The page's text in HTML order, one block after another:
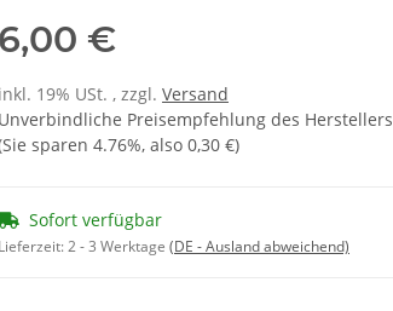
6,00 €
inkl. 19% USt. , zzgl. Versand
Unverbindliche Preisempfehlung des Herstellers
sparen 4.76%, also 0,30 €)
Sofort verfügbar
Lieferzeit:2 - 3 Werktage (DE - Ausland abweichend)